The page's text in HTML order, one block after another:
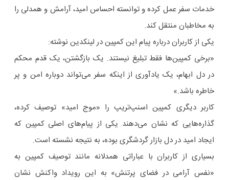
خدمات سفر عمل کرده و توانسته احساس امید، آرامش و همدلی را
به مخاطبان منتقل کند.
یکی از کاربران درباره پیام این کمپین در لینکدین نوشته:
«برخی کمپین‌ها فقط تبلیغ نیستند. یک بازگشتن، یک قدم محکم
در دل ابهام، یک یادآوری از اینکه سفر می‌تواند دوباره امن و پر
خاطره باشد.»
کاربر دیگری کمپین اسنپ‌تریپ را «موج امید» توصیف کرده،
گذاره‌هایی که نشان می‌دهند یکی از پیام‌های اصلی کمپین که
ایجاد امید در دل بازار گردشگری بوده، به نتیجه نشسته است.
بسیاری از کاربران با عباراتی همدلانه مانند توصیف کمپین به
«نفس آرامی در فضای پرتنش» به این رویداد واکنش نشان